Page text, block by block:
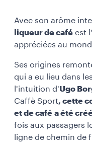
Avec son arôme
liqueur de café est
appréciées au
Ses origines
qui a eu lieu dans
l'intuition d'Ugo
Caffè Sport, cette
et de café a été
fois aux passagers
ligne de chemin de